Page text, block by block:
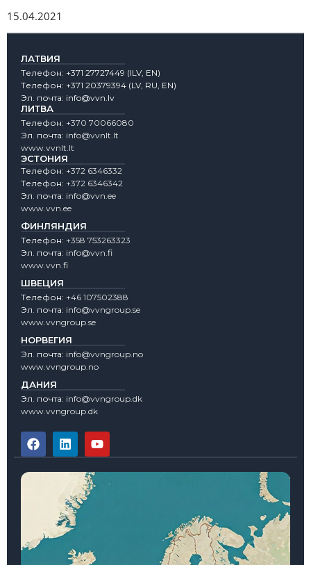
15.04.2021
ЛАТВИЯ
Tелефон: +371 27727449 (lLV, EN)
Tелефон: +371 20379394 (LV, RU, EN)
Эл. почта: info@vvn.lv
ЛИТВА
Tелефон: +370 70066080
Эл. почта: info@vvnlt.lt
www.vvnlt.lt
ЭСТОНИЯ
Tелефон: +372 6346332
Tелефон: +372 6346342
Эл. почта: info@vvn.ee
www.vvn.ee
ФИНЛЯНДИЯ
Tелефон: +358 753263323
Эл. почта: info@vvn.fi
www.vvn.fi
ШВЕЦИЯ
Tелефон: +46 107502388
Эл. почта: info@vvngroup.se
www.vvngroup.se
НОРВЕГИЯ
Эл. почта: info@vvngroup.no
www.vvngroup.no
ДАНИЯ
Эл. почта: info@vvngroup.dk
www.vvngroup.dk